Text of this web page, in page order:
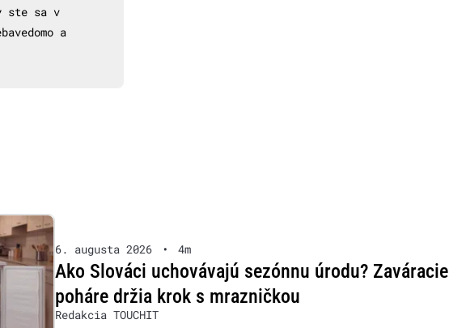
ste sa v
a
6. augusta 2026 • 4m
Ako Slováci uchovávajú sezónnu úrodu? Zaváracie
poháre držia krok s mrazničkou
Redakcia TOUCHIT